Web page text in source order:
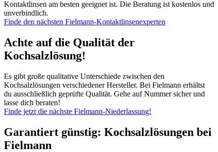
Kontaktlinsen am besten geeignet ist. Die Beratung ist kostenlos und
unverbindlich.
Finde den nächsten Fielmann-Kontaktlinsenexperten
Achte auf die Qualität der
Kochsalzlösung!
Es gibt große qualitative Unterschiede zwischen den
Kochsalzlösungen verschiedener Hersteller. Bei Fielmann erhältst
du ausschließlich geprüfte Qualität. Gehe auf Nummer sicher und
lasse dich beraten!
Finde jetzt die nächste Fielmann-Niederlassung!
Garantiert günstig: Kochsalzlösungen bei
Fielmann